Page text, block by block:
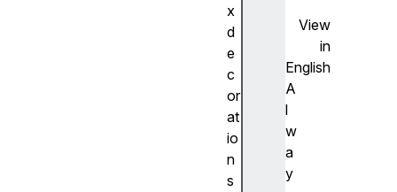
View
in
English
A
l
w
a
y
x
d
e
c
or
at
io
n
s